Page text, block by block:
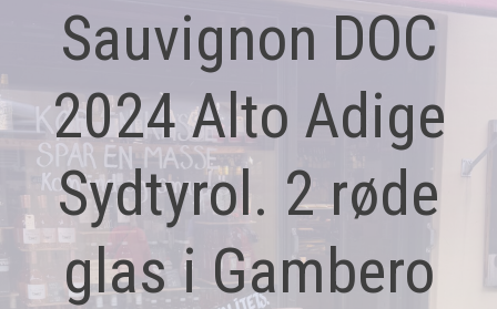
Sauvignon DOC
2024 Alto Adige
Sydtyrol. 2 røde
glas i Gambero